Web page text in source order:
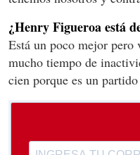
¿Henry Figueroa está
Está un poco mejor pero
mucho tiempo de
cien porque es un